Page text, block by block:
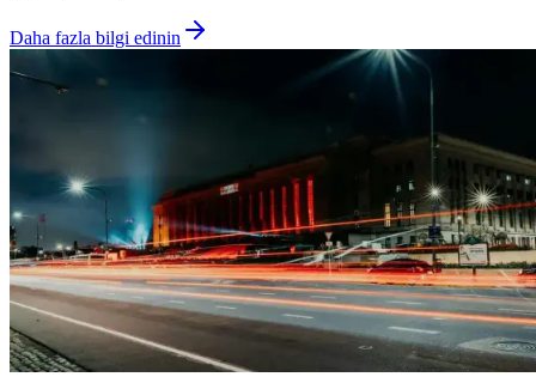
Daha fazla bilgi edinin